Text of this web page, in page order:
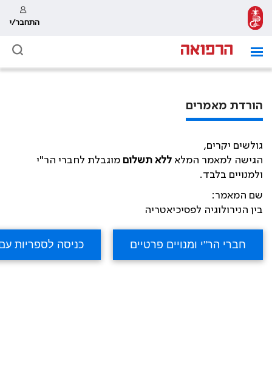
התחבר/י
הורדת מאמרים
גולשים יקרים,
הגישה למאמר המלא ללא תשלום מוגבלת לחברי הר"י
ולמנויים בלבד.
שם המאמר:
בין הנירולוגיה לפסיכיאטריה